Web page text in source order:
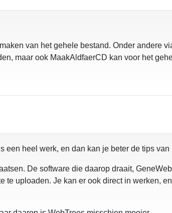
van het gehele bestand. Onder andere
maar ook MaakAldfaerCD kan voor het
een heel werk, en dan kan je beter de tips
De software die daarop draait,
uploaden. Je kan er ook direct in werken,